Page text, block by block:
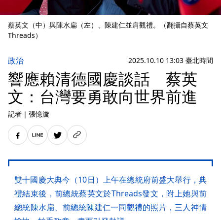
蔡英文（中）與陳水扁（左）、陳建仁並肩觀禮。（翻攝自蔡英文
Threads）
政治 2025.10.10 13:03 臺北時間
響應賴清德國慶談話 蔡英
文：台灣要勇敢向世界前進
記者 ｜ 張憶漩
雙十國慶大典今（10日）上午在總統府前盛大舉行，典
禮結束後，前總統蔡英文於Threads發文，附上她與前
總統陳水扁、前總統陳建仁一同觀禮的照片，三人神情